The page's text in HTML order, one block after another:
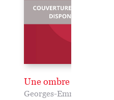
Une ombre sarrasine
Georges-Emmanuel